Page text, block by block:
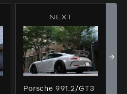
NEXT
Porsche 991.2/GT3